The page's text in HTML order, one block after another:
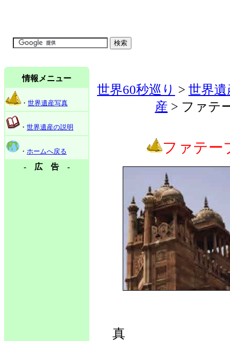
情報メニュー
・ 世界遺産写真
・ 世界遺産の説明
・ ホームへ戻る
- 広 告 -
世界60秒巡り > 世界
産 > ファテ
ファテー
真